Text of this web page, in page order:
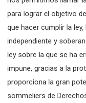
para lograr el objetivo
que hacer cumplir la
independiente y
ley sobre la que se ha
impune, gracias a la
proporciona la gran
sommeliers de